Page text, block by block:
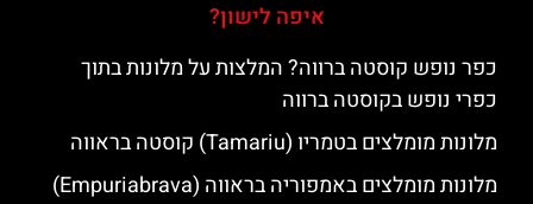
איפה לישון?
כפר נופש קוסטה ברווה? המלצות על מלונות בתוך
כפרי נופש בקוסטה ברווה
מלונות מומלצים בטמריו (Tamariu) קוסטה בראווה
מלונות מומלצים באמפוריה בראווה (Empuriabrava)